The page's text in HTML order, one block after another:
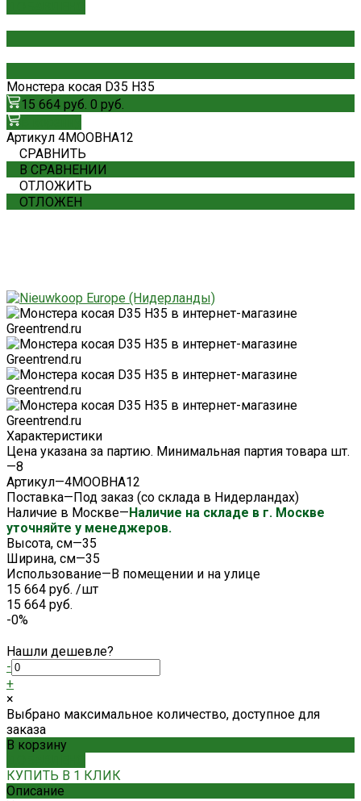
Монстера косая D35 H35
15 664 руб. 0 руб.
Артикул 4MOOBHA12
СРАВНИТЬ
В СРАВНЕНИИ
ОТЛОЖИТЬ
ОТЛОЖЕН
Характеристики
Цена указана за партию. Минимальная партия товара шт.
—8
Артикул—4MOOBHA12
Поставка—Под заказ (со склада в Нидерландах)
Наличие в Москве—Наличие на складе в г. Москве
уточняйте у менеджеров.
Высота, см—35
Ширина, см—35
Использование—В помещении и на улице
15 664 руб. /шт
15 664 руб.
-0%
Нашли дешевле?
-
+
×
Выбрано максимальное количество, доступное для
заказа
В корзину
КУПИТЬ В 1 КЛИК
Описание